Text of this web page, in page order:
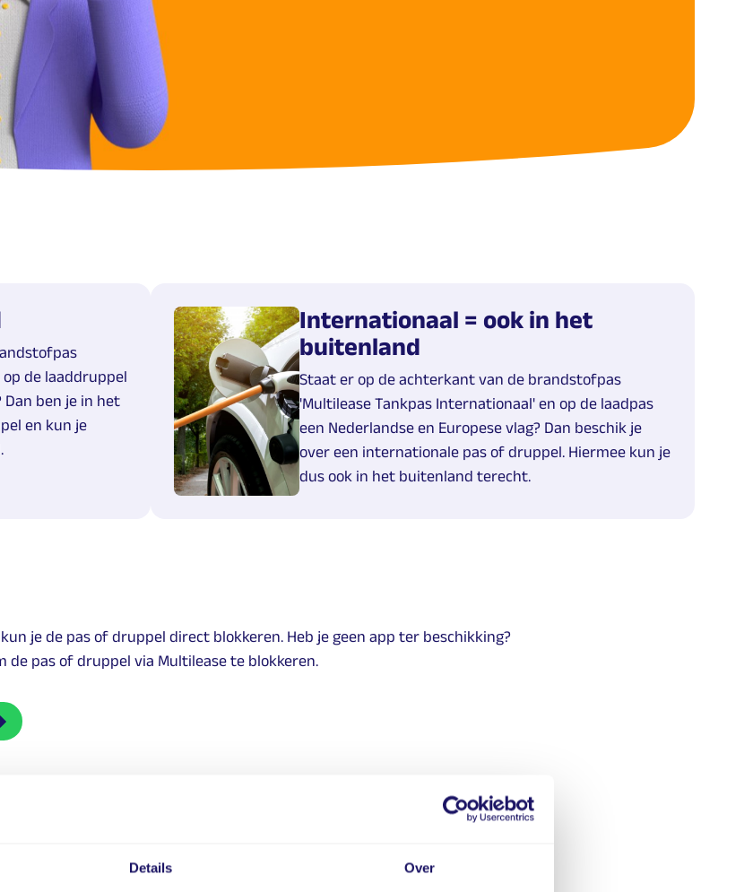
Details Over
op de laaddruppel
Dan ben je in het
en kun je
Internationaal = ook in het
buitenland
Staat er op de achterkant van de brandstofpas
'Multilease Tankpas Internationaal' en op de laadpas
een Nederlandse en Europese vlag? Dan beschik je
over een internationale pas of druppel. Hiermee kun je
dus ook in het buitenland terecht.
je de pas of druppel direct blokkeren. Heb je geen app ter beschikking?
de pas of druppel via Multilease te blokkeren.
Op de website van MultiTankcard staat nog meer informatie. Of stel jouw